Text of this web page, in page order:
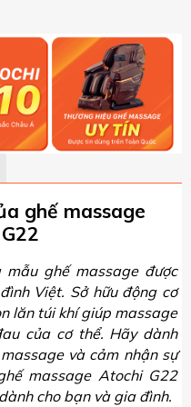
ghế massage
ghế massage được
Việt. Sở hữu động cơ
lăn túi khí giúp massage
của cơ thể. Hãy dành
và cảm nhận sự
massage Atochi G22
cho bạn và gia đình.